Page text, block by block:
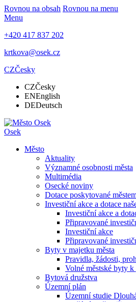
Rovnou na obsah Rovnou na menu
Menu
+420 417 837 202
krtkova@osek.cz
CZČesky
CZČesky
ENEnglish
DEDeutsch
Osek
Město
Aktuality
Významné osobnosti města
Multimédia
Osecké noviny
Dotace poskytované
Investiční akce a dotace
Investiční akce a
Připravované
Investiční akce
Připravované
Byty v majetku města
Pravidla, žádosti,
Volné městské byty k
Bytová družstva
Územní plán
Územní studie